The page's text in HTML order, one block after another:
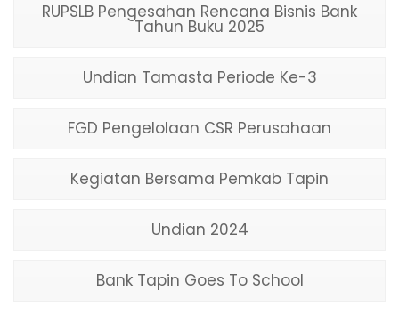
RUPSLB Pengesahan Rencana Bisnis Bank
Tahun Buku 2025
Undian Tamasta Periode Ke-3
FGD Pengelolaan CSR Perusahaan
Kegiatan Bersama Pemkab Tapin
Undian 2024
Bank Tapin Goes To School